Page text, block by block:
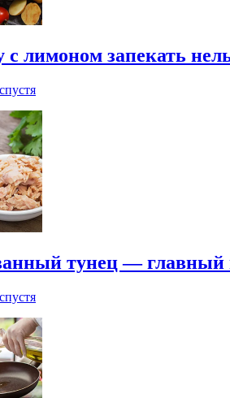
лимоном запекать
тунец — главный